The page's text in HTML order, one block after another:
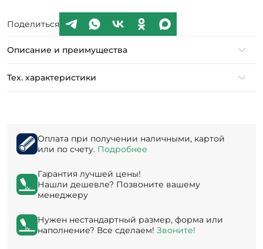
Поделиться
Описание и преимущества
Тех. характеристики
Оплата при получении наличными, картой
или по счету. Подробнее
Гарантия лучшей цены!
Нашли дешевле? Позвоните вашему
менеджеру
Нужен нестандартный размер, форма или
наполнение? Все сделаем! Звоните!